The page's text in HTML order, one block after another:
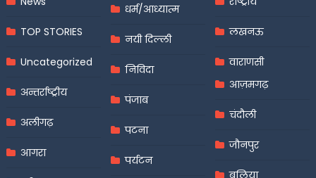
TOP STORIES
Uncategorized
अन्तर्राष्ट्रीय
अलीगढ़
आगरा
धर्म/आध्यात्म
नयी दिल्ली
निविदा
पंजाब
पटना
पर्यटन
लखनऊ
वाराणसी
आज़मगढ़
चंदौली
जौनपुर
बलिया